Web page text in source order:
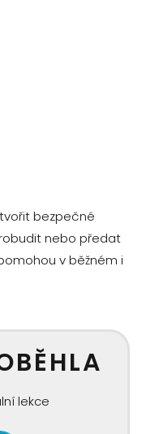
bezpečné
nebo předat
v běžném i
lekce